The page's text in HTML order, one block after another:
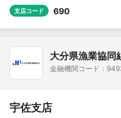
支店コード 690
大分県漁業協同
金融機関コード：
宇佐支店